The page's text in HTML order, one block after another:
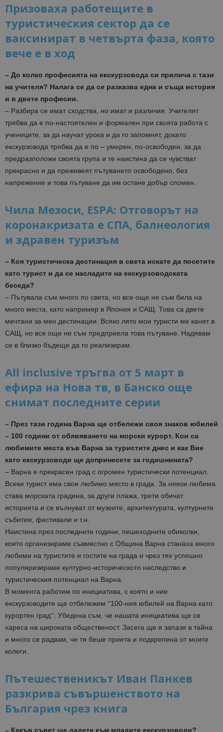
Призоваха работещите в
туристическия сектор да се
ваксинират в четвърта фаза, която
вече е в ход
– До колко професията на екскурзовода си прилича с тази
на учителя? Налага се да се разказва една и съща история
и в двете професии.
– Разбира се имат сходства, но имат и различия. Учителят
трябва да е по-настоятелен и формален при своята работа с
учениците, за да научат урока и да го запомнят, докато
екскурзовода трябва да е по – умерен, по-освободен, за да
предразположи своята група и те наистина да се чувстват
прекрасно и да преживеят пътуването освободено, без
напрежение и това пътуване да им остане добър спомен.
Чила Мезоси, ESPA: Отговорът на
коронакризата е СПА, балнеология
и здравен туризъм
– Коя туристическа дестинация в света искате да посетите
като турист и да се насладите на екскурзоводската
беседа?
– Пътувала съм много по света, но все още не съм била на
много места, като например в Япония и САЩ. Това са двете
мечтани за мен дестинации. Всяко лято мои туристи ме канят в
САЩ, но все още не съм предприела това пътуване. Надявам
се в близко бъдеще да го реализирам.
All inclusive тръгва от 5 март в
ефира на Нова тв, в Банско още
снимат последните серии
– През тази година Варна ще отбележи своя знаков юбилей
– 100 години от обявяването на морски курорт. Кои са
любимите места във Варна за туристите днес и как Вие
като екскурзоводи ще допринесете за годишнината?
– Варна е прекрасен град с огромен туристически потенциал.
Всеки турист има свое любимо място в града. За някои любима
става морската градина, за други плажа, трети обичат
историята и се вълнуват от музеите, архитектурата, културните
събития, фестивали и т.н.
Наистина през последните години, пешеходните обиколки,
които организираме съвместно с Община Варна станаха много
любими на туристите и гостите на града и чрез тях успешно
популяризираме културно-историческото наследство и
туристическия потенциал на Варна.
В момента работим по инициатива, с която и ние
екскурзоводите ще отбележим ‘‘100-ния юбилей на Варна като
курортен град‘‘. Убедена съм, че нашата инициатива ще се
хареса на широката общественост. Засега ще я запазя в тайна
и много се радвам, че тя беше приета и подкрепена от моите
колеги.
Пътешественикът Иван Панкев
разкрива съвършенството на
България чрез книга
– Какъв съвет ще дадете към младите екскурзоводи?